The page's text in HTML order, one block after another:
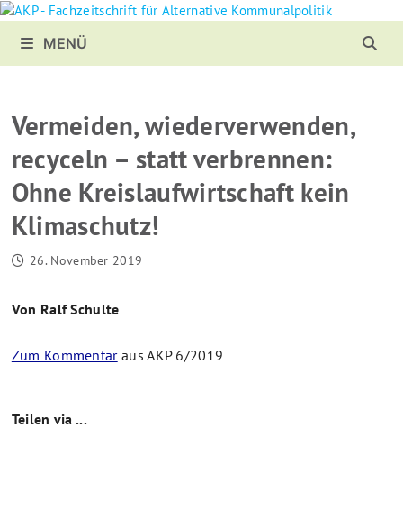
Zurück
Inhalt
MENÜ
Vermeiden, wiederverwenden,
recyceln – statt verbrennen:
Ohne Kreislaufwirtschaft kein
Klimaschutz!
26. November 2019
Von Ralf Schulte
Zum Kommentaraus AKP 6/2019
Teilen via ...